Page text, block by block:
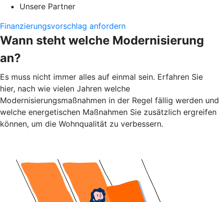
Unsere Partner
Finanzierungsvorschlag anfordern
Wann steht welche Modernisierung
an?
Es muss nicht immer alles auf einmal sein. Erfahren Sie
hier, nach wie vielen Jahren welche
Modernisierungsmaßnahmen in der Regel fällig werden und
welche energetischen Maßnahmen Sie zusätzlich ergreifen
können, um die Wohnqualität zu verbessern.